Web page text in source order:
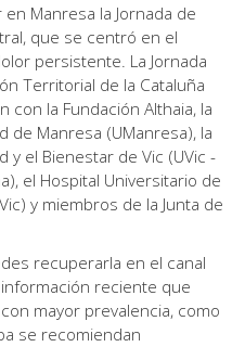
Manresa la Jornada de
que se centró en el
persistente. La Jornada
Territorial de la Cataluña
con la Fundación Althaia, la
de Manresa (UManresa), la
y el Bienestar de Vic (UVic -
el Hospital Universitario de
y miembros de la Junta de
recuperarla en el canal
información reciente que
mayor prevalencia, como
se recomiendan